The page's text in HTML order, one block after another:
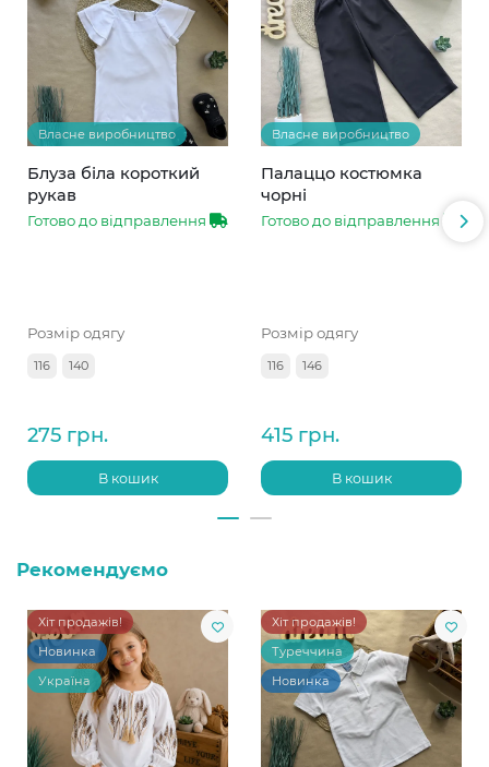
Власне виробництво
Блуза біла короткий
рукав
Готово до відправлення
Розмір одягу
116 140
275 грн.
В кошик
Власне виробництво
Палаццо костюмка
чорні
Готово до відправлення
Розмір одягу
116 146
415 грн.
В кошик
Рекомендуємо
Хіт продажів!
Новинка
Україна
Хіт продажів!
Туреччина
Новинка